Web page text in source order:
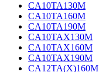
CA10TA130M
CA10TA160M
CA10TA190M
CA10TAX130M
CA10TAX160M
CA10TAX190M
CA12TA(X)160M